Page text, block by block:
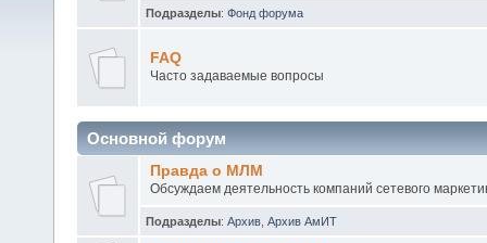
Подразделы: Фонд форума
FAQ
Часто задаваемые вопросы
Основной форум
Правда о МЛМ
Обсуждаем деятельность компаний сетевого
Подразделы: Архив Архив АмИТ